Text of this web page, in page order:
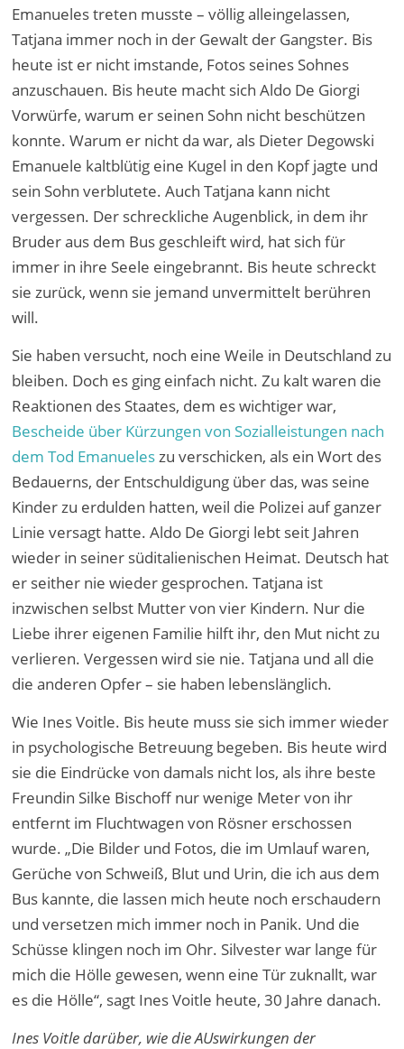
Emanueles treten musste – völlig alleingelassen,
Tatjana immer noch in der Gewalt der Gangster. Bis
heute ist er nicht imstande, Fotos seines Sohnes
anzuschauen. Bis heute macht sich Aldo De Giorgi
Vorwürfe, warum er seinen Sohn nicht beschützen
konnte. Warum er nicht da war, als Dieter Degowski
Emanuele kaltblütig eine Kugel in den Kopf jagte und
sein Sohn verblutete. Auch Tatjana kann nicht
vergessen. Der schreckliche Augenblick, in dem ihr
Bruder aus dem Bus geschleift wird, hat sich für
immer in ihre Seele eingebrannt. Bis heute schreckt
sie zurück, wenn sie jemand unvermittelt berühren
will.
Sie haben versucht, noch eine Weile in Deutschland zu
bleiben. Doch es ging einfach nicht. Zu kalt waren die
Reaktionen des Staates, dem es wichtiger war,
Bescheide über Kürzungen von Sozialleistungen nach
dem Tod Emanueleszu verschicken, als ein Wort des
Bedauerns, der Entschuldigung über das, was seine
Kinder zu erdulden hatten, weil die Polizei auf ganzer
Linie versagt hatte. Aldo De Giorgi lebt seit Jahren
wieder in seiner süditalienischen Heimat. Deutsch hat
er seither nie wieder gesprochen. Tatjana ist
inzwischen selbst Mutter von vier Kindern. Nur die
Liebe ihrer eigenen Familie hilft ihr, den Mut nicht zu
verlieren. Vergessen wird sie nie. Tatjana und all die
die anderen Opfer – sie haben lebenslänglich.
Wie Ines Voitle. Bis heute muss sie sich immer wieder
in psychologische Betreuung begeben. Bis heute wird
sie die Eindrücke von damals nicht los, als ihre beste
Freundin Silke Bischoff nur wenige Meter von ihr
entfernt im Fluchtwagen von Rösner erschossen
wurde. „Die Bilder und Fotos, die im Umlauf waren,
Gerüche von Schweiß, Blut und Urin, die ich aus dem
Bus kannte, die lassen mich heute noch erschaudern
und versetzen mich immer noch in Panik. Und die
Schüsse klingen noch im Ohr. Silvester war lange für
mich die Hölle gewesen, wenn eine Tür zuknallt, war
es die Hölle“, sagt Ines Voitle heute, 30 Jahre danach.
Ines Voitle darüber, wie die AUswirkungen der